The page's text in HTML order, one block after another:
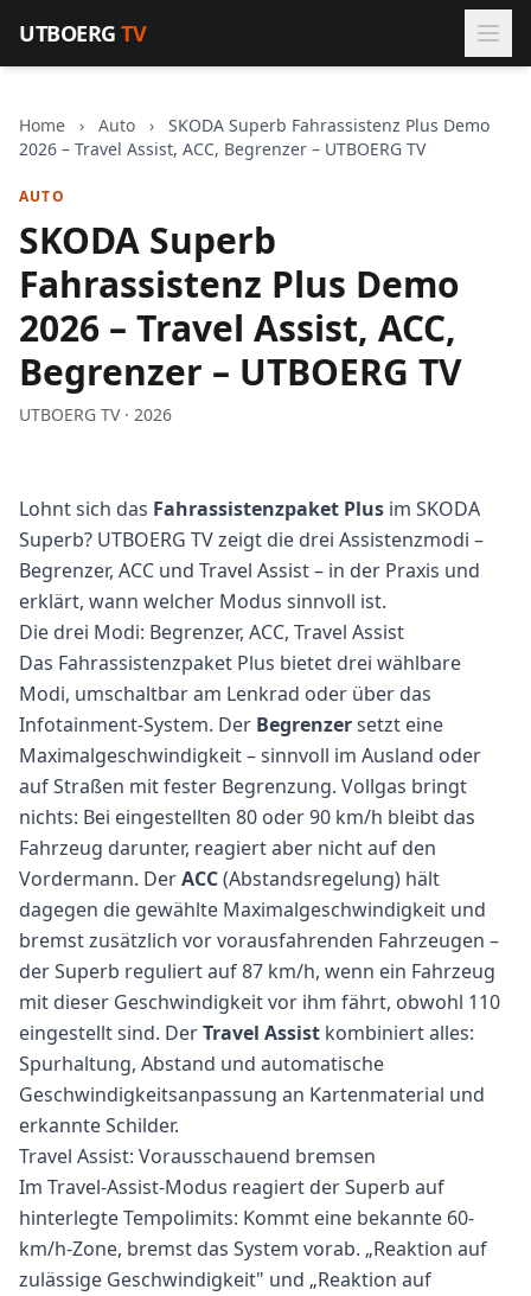
UTBOERGTV
Home › Auto ›
SKODA Superb Fahrassistenz Plus Demo
2026 – Travel Assist, ACC, Begrenzer – UTBOERG TV
AUTO
SKODA Superb
Fahrassistenz Plus Demo
2026 – Travel Assist, ACC,
Begrenzer – UTBOERG TV
UTBOERG TV · 2026
Lohnt sich das Fahrassistenzpaket Plus im SKODA
Superb? UTBOERG TV zeigt die drei Assistenzmodi –
Begrenzer, ACC und Travel Assist – in der Praxis und
erklärt, wann welcher Modus sinnvoll ist.
Die drei Modi: Begrenzer, ACC, Travel Assist
Das Fahrassistenzpaket Plus bietet drei wählbare
Modi, umschaltbar am Lenkrad oder über das
Infotainment-System. Der Begrenzersetzt eine
Maximalgeschwindigkeit – sinnvoll im Ausland oder
auf Straßen mit fester Begrenzung. Vollgas bringt
nichts: Bei eingestellten 80 oder 90 km/h bleibt das
Fahrzeug darunter, reagiert aber nicht auf den
Vordermann. DerACC(Abstandsregelung) hält
dagegen die gewählte Maximalgeschwindigkeit und
bremst zusätzlich vor vorausfahrenden Fahrzeugen –
der Superb reguliert auf 87 km/h, wenn ein Fahrzeug
mit dieser Geschwindigkeit vor ihm fährt, obwohl 110
eingestellt sind. DerTravel Assist kombiniert alles:
Spurhaltung, Abstand und automatische
Geschwindigkeitsanpassung an Kartenmaterial und
erkannte Schilder.
Travel Assist: Vorausschauend bremsen
Im Travel-Assist-Modus reagiert der Superb auf
hinterlegte Tempolimits: Kommt eine bekannte 60-
km/h-Zone, bremst das System vorab. „Reaktion auf
zulässige Geschwindigkeit" und „Reaktion auf